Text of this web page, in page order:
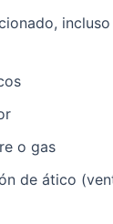
o gas
de ático